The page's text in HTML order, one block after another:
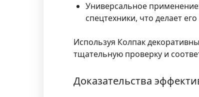
Универсальное
спецтехники, что делает
Используя Колпак
тщательную проверку и
Доказательства